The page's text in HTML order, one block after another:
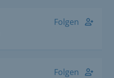
Folgen
Folgen